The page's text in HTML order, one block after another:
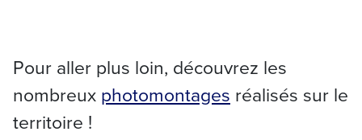
Pour aller plus loin, découvrez les
nombreux photomontages réalisés sur le
territoire !